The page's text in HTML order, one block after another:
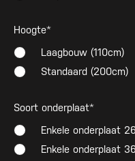
Hoogte*
Laagbouw (110cm)
Standaard (200cm)
Soort onderplaat*
Enkele onderplaat
Enkele onderplaat